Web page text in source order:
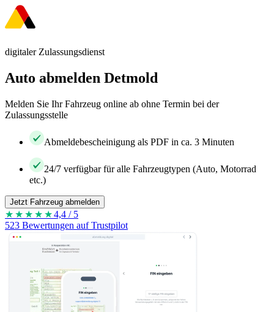
digitaler Zulassungsdienst
Auto abmelden Detmold
Melden Sie Ihr Fahrzeug online ab ohne Termin bei der
Zulassungsstelle
Abmeldebescheinigung als PDF in ca. 3 Minuten
24/7 verfügbar für alle Fahrzeugtypen (Auto, Motorrad
etc.)
Jetzt Fahrzeug abmelden
★★★★ ★4,4 / 5
523 Bewertungen auf Trustpilot